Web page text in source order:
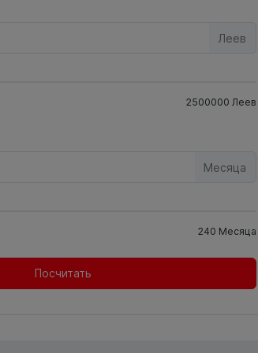
Леев
2500000 Леев
Месяца
240 Месяца
Посчитать